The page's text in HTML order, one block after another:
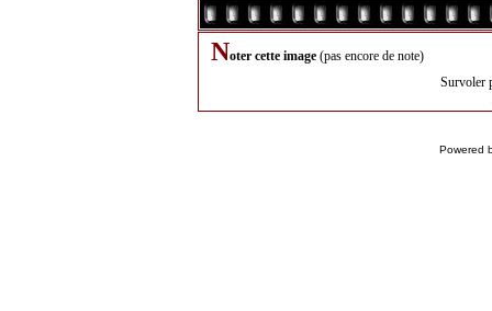
Noter cette image (pas encore de note)
Survoler
Powered